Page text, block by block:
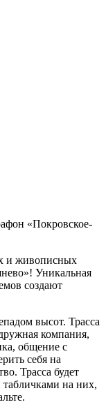
«Покровское-
и живописных
Уникальная
создают
высот. Трасса
компания,
общение с
себя на
Трасса будет
на них,